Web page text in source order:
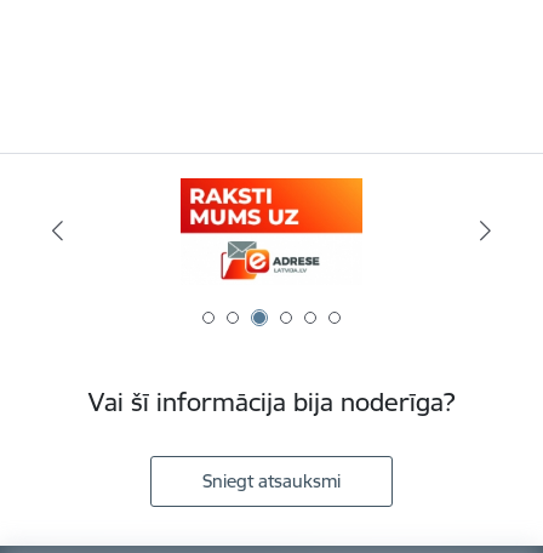
Vai šī informācija bija noderīga?
Sniegt atsauksmi